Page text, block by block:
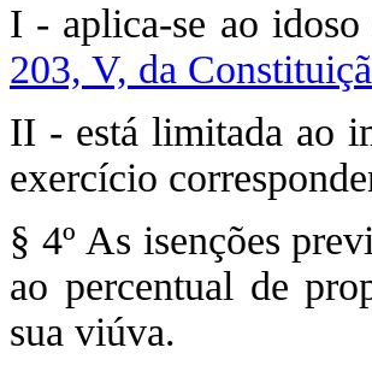
I - aplica-se ao
203, V, da
II - está limitada ao
exercício
§ 4º As isenções
ao percentual de
sua viúva.